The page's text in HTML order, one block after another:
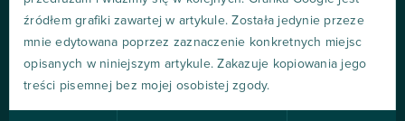
źródłem grafiki zawartej w artykule. Została jedynie przeze
mnie edytowana poprzez zaznaczenie konkretnych miejsc
opisanych w niniejszym artykule. Zakazuje kopiowania jego
treści pisemnej bez mojej osobistej zgody.